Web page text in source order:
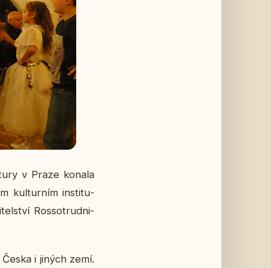
v Praze konala
kul­tur­ním in­sti­tu­
Ros­so­trud­ni­
i jiných zemí.